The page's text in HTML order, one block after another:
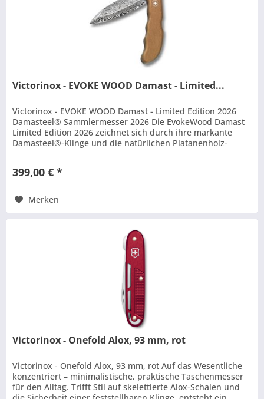
Victorinox - EVOKE WOOD Damast - Limited...
Victorinox - EVOKE WOOD Damast - Limited Edition 2026
Damasteel® Sammlermesser 2026 Die EvokeWood Damast
Limited Edition 2026 zeichnet sich durch ihre markante
Damasteel®-Klinge und die natürlichen Platanenholz-
399,00 € *
Merken
Victorinox - Onefold Alox, 93 mm, rot
Victorinox - Onefold Alox, 93 mm, rot Auf das Wesentliche
konzentriert – minimalistische, praktische Taschenmesser
für den Alltag. Trifft Stil auf skelettierte Alox-Schalen und